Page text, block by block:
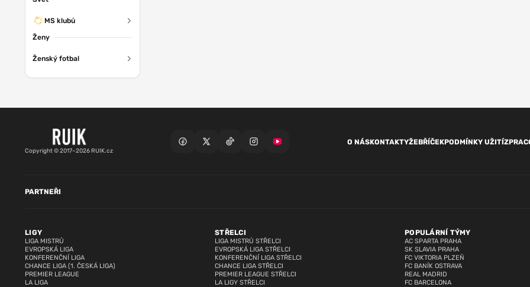
MS klubů
Ženy
Ženský fotbal
Copyright © 2017–2026 RUIK.cz
O NÁSKONTAKTYŽEBŘÍČEKPODMÍNKY UŽITÍ
LIGY
LIGA MISTRŮ
EVROPSKÁ LIGA
KONFERENČNÍ LIGA
CHANCE LIGA (1. ČESKÁ LIGA)
PREMIER LEAGUE
LA LIGA
STŘELCI
LIGA MISTRŮ STŘELCI
EVROPSKÁ LIGA STŘELCI
KONFERENČNÍ LIGA STŘELCI
CHANCE LIGA STŘELCI
PREMIER LEAGUE STŘELCI
LA LIGY STŘELCI
POPULÁRNÍ TÝMY
AC SPARTA PRAHA
SK SLAVIA PRAHA
FC VIKTORIA PLZEŇ
FC BANÍK OSTRAVA
REAL MADRID
FC BARCELONA
PARTNEŘI